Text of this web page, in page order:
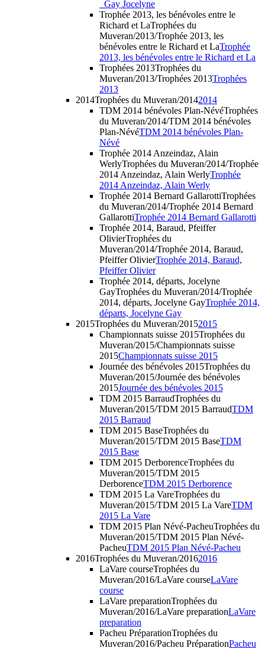
_Gay Jocelyne
Trophée 2013, les bénévoles entre le
Richard et LaTrophées du
Muveran/2013/Trophée 2013, les
bénévoles entre le Richard et LaTrophée
2013, les bénévoles entre le Richard et La
Trophées 2013Trophées du
Muveran/2013/Trophées 2013Trophées
2013
2014Trophées du Muveran/20142014
TDM 2014 bénévoles Plan-NévéTrophées
du Muveran/2014/TDM 2014 bénévoles
Plan-NévéTDM 2014 bénévoles Plan-
Névé
Trophée 2014 Anzeindaz, Alain
WerlyTrophées du Muveran/2014/Trophée
2014 Anzeindaz, Alain WerlyTrophée
2014 Anzeindaz, Alain Werly
Trophée 2014 Bernard GallarottiTrophées
du Muveran/2014/Trophée 2014 Bernard
GallarottiTrophée 2014 Bernard Gallarotti
Trophée 2014, Baraud, Pfeiffer
OlivierTrophées du
Muveran/2014/Trophée 2014, Baraud,
Pfeiffer OlivierTrophée 2014, Baraud,
Pfeiffer Olivier
Trophée 2014, départs, Jocelyne
GayTrophées du Muveran/2014/Trophée
2014, départs, Jocelyne GayTrophée 2014,
départs, Jocelyne Gay
2015Trophées du Muveran/20152015
Championnats suisse 2015Trophées du
Muveran/2015/Championnats suisse
2015Championnats suisse 2015
Journée des bénévoles 2015Trophées du
Muveran/2015/Journée des bénévoles
2015Journée des bénévoles 2015
TDM 2015 BarraudTrophées du
Muveran/2015/TDM 2015 BarraudTDM
2015 Barraud
TDM 2015 BaseTrophées du
Muveran/2015/TDM 2015 BaseTDM
2015 Base
TDM 2015 DerborenceTrophées du
Muveran/2015/TDM 2015
DerborenceTDM 2015 Derborence
TDM 2015 La VareTrophées du
Muveran/2015/TDM 2015 La VareTDM
2015 La Vare
TDM 2015 Plan Névé-PacheuTrophées du
Muveran/2015/TDM 2015 Plan Névé-
PacheuTDM 2015 Plan Névé-Pacheu
2016Trophées du Muveran/20162016
LaVare courseTrophées du
Muveran/2016/LaVare courseLaVare
course
LaVare preparationTrophées du
Muveran/2016/LaVare preparationLaVare
preparation
Pacheu PréparationTrophées du
Muveran/2016/Pacheu PréparationPacheu